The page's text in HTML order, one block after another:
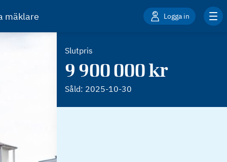
mäklare Logga in
Slutpris
9 900 000 kr
Såld: 2025-10-30